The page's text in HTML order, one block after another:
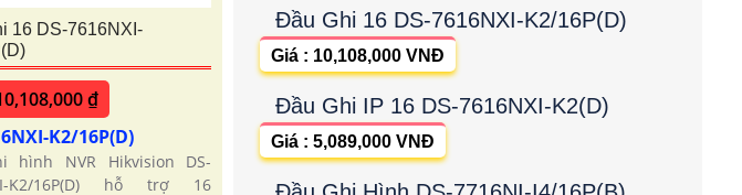
16 DS-7616NXI-
₫
K2/16P(D)
hình NVR Hikvision DS-
K2/16P(D) hỗ trợ 16
Đầu Ghi 16 DS-7616NXI-K2/16P(D)
Giá : 10,108,000 VNĐ
Đầu Ghi IP 16 DS-7616NXI-K2(D)
Giá : 5,089,000 VNĐ